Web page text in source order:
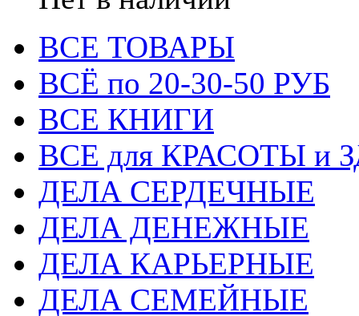
ВСЕ ТОВАРЫ
ВСЁ по 20-30-50 РУБ
ВСЕ КНИГИ
ВСЕ для КРАСОТЫ и
ДЕЛА СЕРДЕЧНЫЕ
ДЕЛА ДЕНЕЖНЫЕ
ДЕЛА КАРЬЕРНЫЕ
ДЕЛА СЕМЕЙНЫЕ